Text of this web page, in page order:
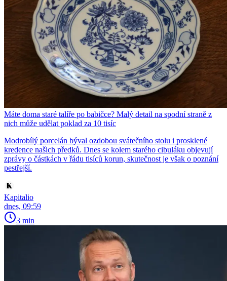
Máte doma staré talíře po babičce? Malý detail na spodní straně z
nich může udělat poklad za 10 tisíc
Modrobílý porcelán býval ozdobou svátečního stolu i prosklené
kredence našich předků. Dnes se kolem starého cibuláku objevují
zprávy o částkách v řádu tisíců korun, skutečnost je však o poznání
pestřejší.
Kapitalio
dnes, 09:59
3 min